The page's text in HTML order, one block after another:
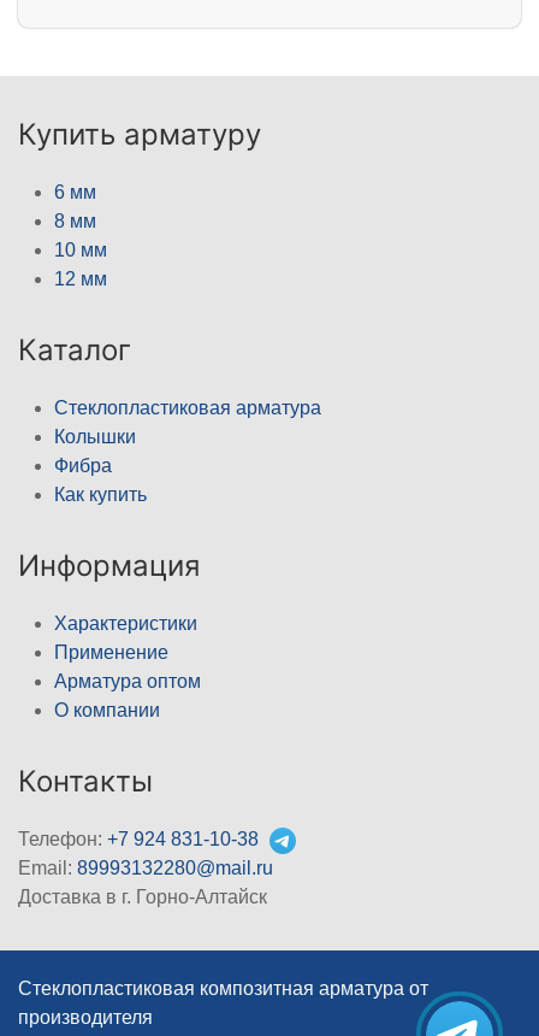
Купить арматуру
6 мм
8 мм
10 мм
12 мм
Каталог
Стеклопластиковая арматура
Колышки
Фибра
Как купить
Информация
Характеристики
Применение
Арматура оптом
О компании
Контакты
Телефон: +7 924 831-10-38
Email: 89993132280@mail.ru
Доставка в г. Горно-Алтайск
Стеклопластиковая композитная арматура от
производителя